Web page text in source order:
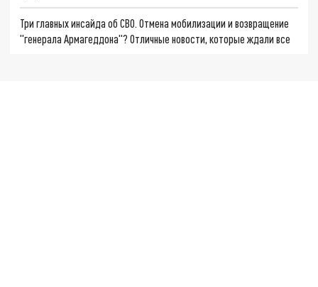
Три главных инсайда об СВО. Отмена мобилизации и возвращение
"генерала Армагеддона"? Отличные новости, которые ждали все